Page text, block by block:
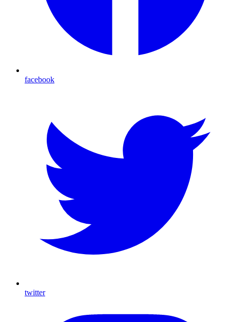
facebook
twitter